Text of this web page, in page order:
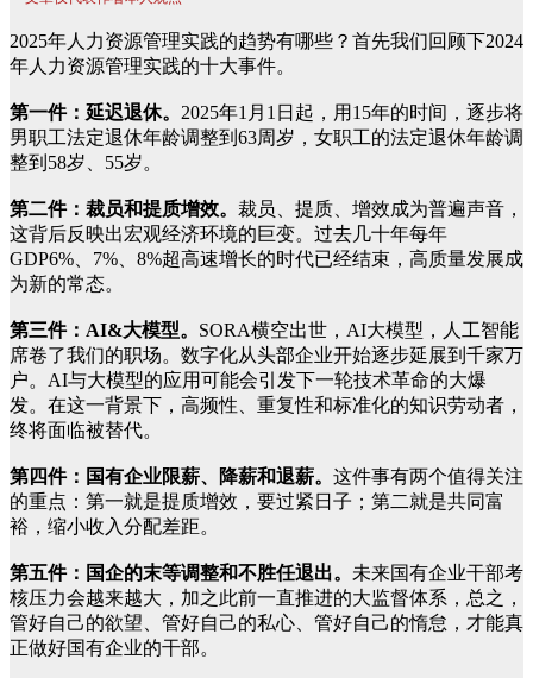
2025年人力资源管理实践的趋势有哪些？首先我们回顾下2024
年人力资源管理实践的十大事件。
第一件：延迟退休。 2025年1月1日起，用15年的时间，逐步将
男职工法定退休年龄调整到63周岁，女职工的法定退休年龄调
整到58岁、55岁。
第二件：裁员和提质增效。 裁员、提质、增效成为普遍声音，
这背后反映出宏观经济环境的巨变。过去几十年每年
GDP6%、7%、8%超高速增长的时代已经结束，高质量发展成
为新的常态。
第三件：AI&大模型。 SORA横空出世，AI大模型，人工智能
席卷了我们的职场。数字化从头部企业开始逐步延展到千家万
户。AI与大模型的应用可能会引发下一轮技术革命的大爆
发。在这一背景下，高频性、重复性和标准化的知识劳动者，
终将面临被替代。
第四件：国有企业限薪、降薪和退薪。 这件事有两个值得关注
的重点：第一就是提质增效，要过紧日子；第二就是共同富
裕，缩小收入分配差距。
第五件：国企的末等调整和不胜任退出。 未来国有企业干部考
核压力会越来越大，加之此前一直推进的大监督体系，总之，
管好自己的欲望、管好自己的私心、管好自己的惰怠，才能真
正做好国有企业的干部。